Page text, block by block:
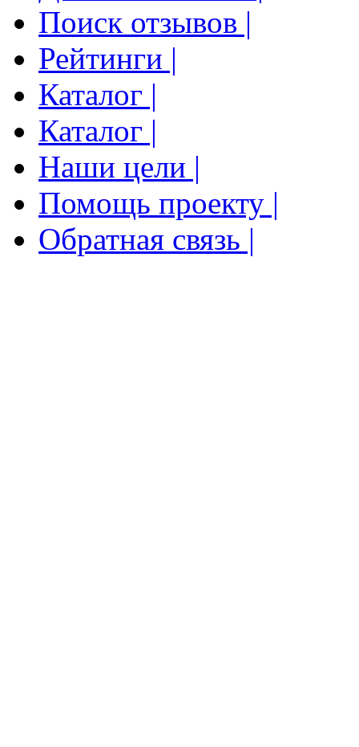
Поиск отзывов |
Рейтинги |
Каталог |
Каталог |
Наши цели |
Помощь проекту |
Обратная связь |